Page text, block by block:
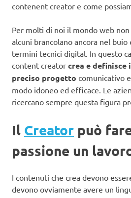
contenent creator e come
Per molti di noi il mondo web
alcuni brancolano ancora nel buio
termini tecnici digital. In questo
content creator crea e definisce
preciso progetto comunicativo
modo idoneo ed efficace. Le
ricercano sempre questa figura
Il Creator può
passione un
I contenuti che crea devono
devono ovviamente avere un